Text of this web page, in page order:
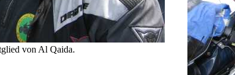
von Al Qaida.